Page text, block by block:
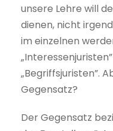
unsere Lehre will
dienen, nicht
im einzelnen
„Begriffsjuristen”.
Gegensatz?
Der Gegensatz